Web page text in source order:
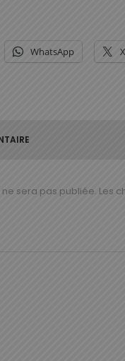
WhatsApp X
sera pas publiée. Les